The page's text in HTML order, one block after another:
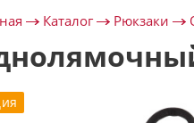
Каталог Рюкзаки